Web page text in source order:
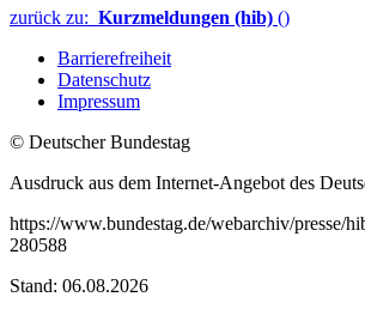
zurück zu: Kurzmeldungen (hib) ()
Barrierefreiheit
Datenschutz
Impressum
© Deutscher Bundestag
Ausdruck aus dem Internet-Angebot des
https://www.bundestag.de/webarchiv/presse/
280588
Stand: 06.08.2026